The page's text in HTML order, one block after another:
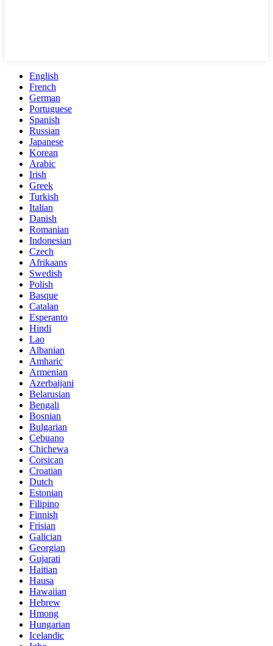
English
French
German
Portuguese
Spanish
Russian
Japanese
Korean
Arabic
Irish
Greek
Turkish
Italian
Danish
Romanian
Indonesian
Czech
Afrikaans
Swedish
Polish
Basque
Catalan
Esperanto
Hindi
Lao
Albanian
Amharic
Armenian
Azerbaijani
Belarusian
Bengali
Bosnian
Bulgarian
Cebuano
Chichewa
Corsican
Croatian
Dutch
Estonian
Filipino
Finnish
Frisian
Galician
Georgian
Gujarati
Haitian
Hausa
Hawaiian
Hebrew
Hmong
Hungarian
Icelandic